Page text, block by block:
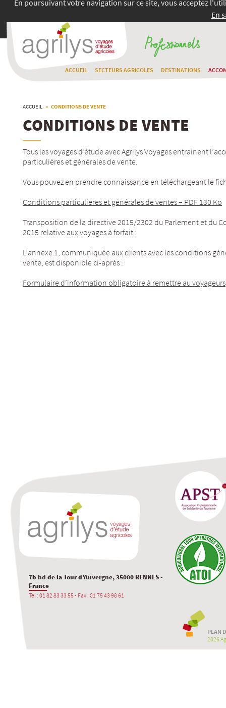
En poursuivant votre navigation sur ce site, vous acceptez
En
ACCUEIL SECTEURS AGRICOLES DESTINATIONS
ACCUEIL » CONDITIONS DE VENTE
CONDITIONS DE VENTE
Tous les voyages d’étude avec Agrilys Voyages entrainent
particulières et générales de vente.
Vous pouvez en prendre connaissance en téléchargeant le
Conditions particulières et générales de ventes – PDF 130 Ko
Transposition de la directive 2015/2302 du Parlement et du
2015 relative aux voyages à forfait :
L’annexe 1, communiquée aux clients avec les conditions
vente, est disponible ci-après :
Formulaire d’information obligatoire à remettre au voyageurs
7b bd de la Tour d’Auvergne, 35000 RENNES -
France
Tel : 01 82 83 33 55 - Fax : 01 75 43 98 61
PLAN
2026